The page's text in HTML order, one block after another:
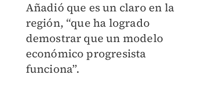
Añadió que es un claro en la
región, “que ha logrado
demostrar que un modelo
económico progresista
funciona”.